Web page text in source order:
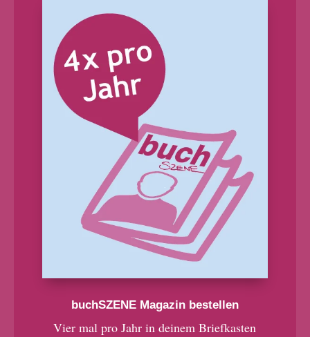
buchSZENE Magazin bestellen
Vier mal pro Jahr in deinem Briefkasten